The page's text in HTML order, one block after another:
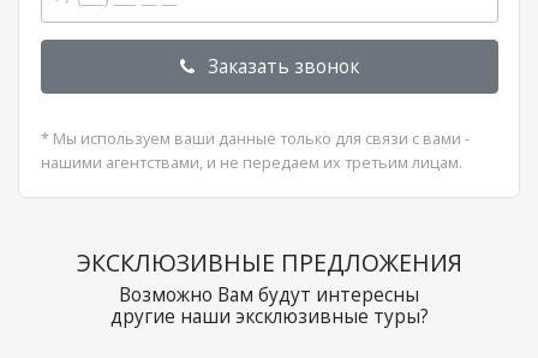
Заказать звонок
* Мы используем ваши данные только для связи с вами -
нашими агентствами, и не передаем их третьим лицам.
ЭКСКЛЮЗИВНЫЕ ПРЕДЛОЖЕНИЯ
Возможно Вам будут интересны
другие наши эксклюзивные туры?